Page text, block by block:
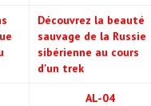
Découvrez la beauté
sauvage de la Russie
sibérienne au cours
d'un trek
AL-04